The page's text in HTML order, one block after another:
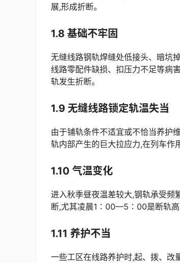
展,形成折断。
1.8 基础不牢固
无缝线路钢轨焊缝处低接头、暗坑
线路零配件缺损、扣压力不足等病
轨发生折断。󠅅󠅃󠄵󠅂󠄪󠇖󠆨󠆨󠇕󠆞󠆒󠅬󠇘󠆭󠆘󠇙󠆝󠅵󠇗󠆭󠆁󠄐󠇗󠅹󠅸󠇖󠆍󠅳󠇖󠅹󠅰󠇖󠆌󠅹
1.9 无缝线路锁定轨温失当
由于铺轨条件不适宜或不恰当养护
轨内部产生的巨大拉应力,在列车作
1.10 气温变化
进入秋季昼夜温差较大,钢轨承受频
断,尤其凌晨1∶00—5∶00是断轨高
1.11 养护不当
一些工区在线路养护时,起、拨、改